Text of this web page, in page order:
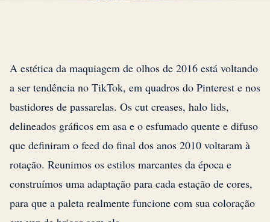
A estética da maquiagem de olhos de 2016 está voltando
a ser tendência no TikTok, em quadros do Pinterest e nos
bastidores de passarelas. Os cut creases, halo lids,
delineados gráficos em asa e o esfumado quente e difuso
que definiram o feed do final dos anos 2010 voltaram à
rotação. Reunimos os estilos marcantes da época e
construímos uma adaptação para cada estação de cores,
para que a paleta realmente funcione com sua coloração